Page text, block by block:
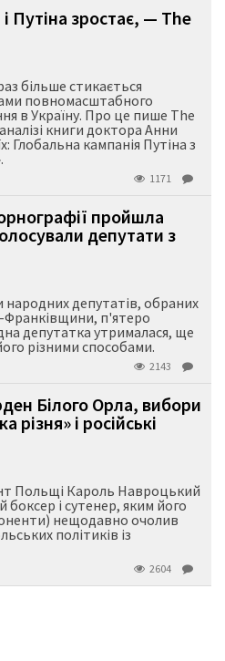
і Путіна зростає, — The
більше стикається
повномасштабного
в Україну. Про це пише The
книги доктора Анни
кампанія Путіна з
1171
пройшла
депутати з
народних депутатів, обраних
Франківщини, п'ятеро
депутатка утрималася, ще
різними способами.
2143
Білого Орла, вибори
і російські
Польщі Кароль Навроцький
боксер і сутенер, яким його
нещодавно очолив
політиків із
2604